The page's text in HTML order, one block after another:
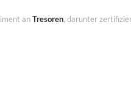
anTresoren, darunter